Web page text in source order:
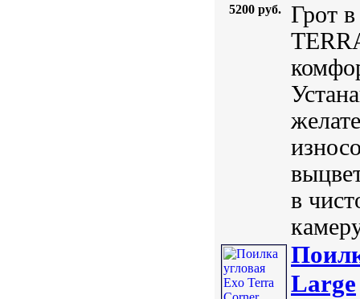
5200 руб.
Грот
в
Large